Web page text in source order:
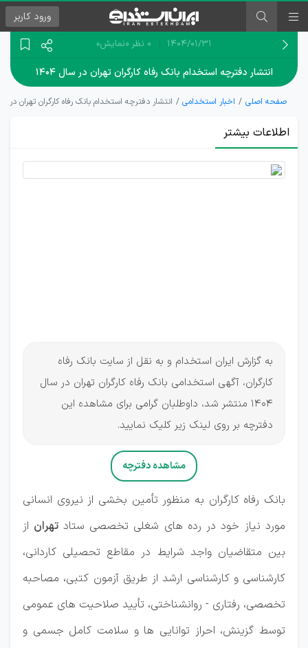
ورود کاربر
۱۴۰۴/۰۱/۳۱ 0 نظر «نمایش»
انتشار دفترچه استخدام بانک رفاه کارگران تهران در سال ۱۴۰۴
صفحه اصلی اخبار استخدامی انتشار دفترچه استخدام بانک رفاه کارگران تهران در سال
اطلاعات بیشتر
آگهی
به گزارش ایران استخدام و به نقل از سایت بانک رفاه
کارگران، آگهی استخدامی بانک رفاه کارگران تهران در سال
1404 منتشر شد، داوطلبان گرامی برای مشاهده این
دفترچه بر روی لینک زیر کلیک نمایید.
مشاهده دفترچه
بانک رفاه کارگران به منظور تأمین بخشی از نیروی انسانی
مورد نیاز خود در رده های شغلی تخصصی ستاد تهران از
بین متقاضیان واجد شرایط در مقاطع تحصیلی کاردانی،
کارشناسی و کارشناسی ارشد از طریق آزمون کتبی، مصاحبه
تخصصی، رفتاری - روانشناختی، تأیید صلاحیت های عمومی
توسط گزینش، احراز توانایی ها و سلامت کامل جسمی و